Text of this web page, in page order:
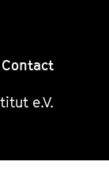
Contact
e.V.